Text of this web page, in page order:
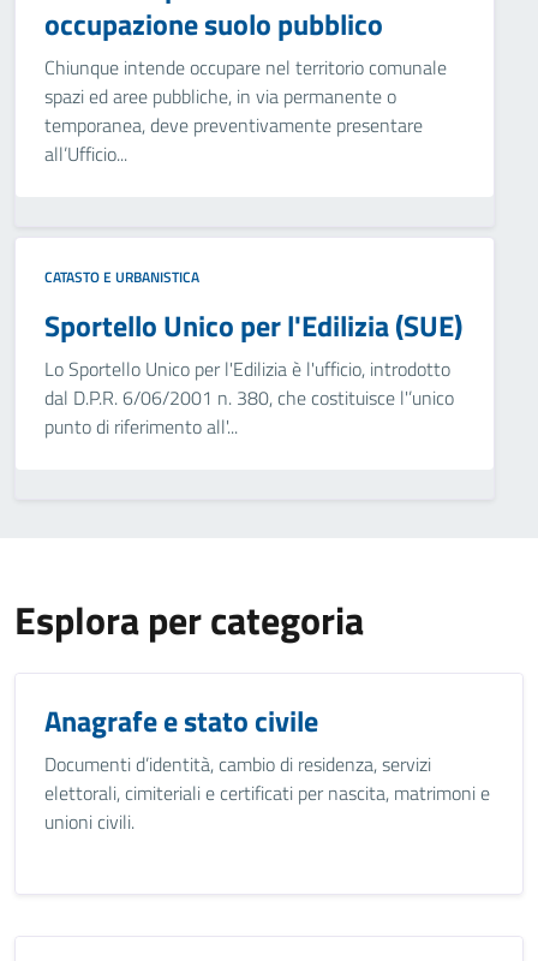
occupazione suolo pubblico
Chiunque intende occupare nel territorio comunale
spazi ed aree pubbliche, in via permanente o
temporanea, deve preventivamente presentare
all’Ufficio...
CATASTO E URBANISTICA
Sportello Unico per l'Edilizia (SUE)
Lo Sportello Unico per l'Edilizia è l'ufficio, introdotto
dal D.P.R. 6/06/2001 n. 380, che costituisce l'’unico
punto di riferimento all'...
Esplora per categoria
Anagrafe e stato civile
Documenti d’identità, cambio di residenza, servizi
elettorali, cimiteriali e certificati per nascita, matrimoni e
unioni civili.